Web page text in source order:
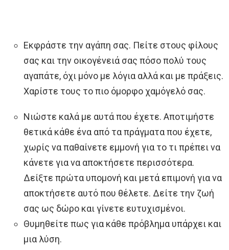
Εκφράστε την αγάπη σας. Πείτε στους φίλους
σας και την οικογένειά σας πόσο πολύ τους
αγαπάτε, όχι μόνο με λόγια αλλά και με πράξεις.
Χαρίστε τους το πιο όμορφο χαμόγελό σας.
Νιώστε καλά με αυτά που έχετε. Αποτιμήστε
θετικά κάθε ένα από τα πράγματα που έχετε,
χωρίς να παθαίνετε εμμονή για το τι πρέπει να
κάνετε για να αποκτήσετε περισσότερα.
Δείξτε πρώτα υπομονή και μετά επιμονή για να
αποκτήσετε αυτό που θέλετε. Δείτε την ζωή
σας ως δώρο και γίνετε ευτυχισμένοι.
Θυμηθείτε πως για κάθε πρόβλημα υπάρχει και
μια λύση.